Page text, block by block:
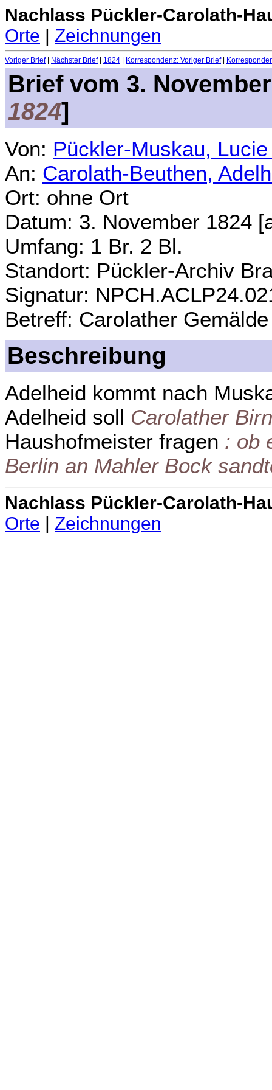
Nachlass Pückler-Carolath-
Orte | Zeichnungen
Voriger Brief| Nächster Brief| 1824 Korrespondenz: Voriger Brief|
Brief vom 3.
1824]
Von: Pückler-Muskau,
An: Carolath-Beuthen,
Ort: ohne Ort
Datum: 3. November 1824
Umfang: 1 Br. 2 Bl.
Standort: Pückler-Archiv
Signatur:
Betreff: Carolather
Beschreibung
Adelheid kommt nach
Adelheid soll Carolather
Haushofmeister fragen : ob
Berlin an Mahler Bock
Nachlass Pückler-Carolath-
Orte | Zeichnungen